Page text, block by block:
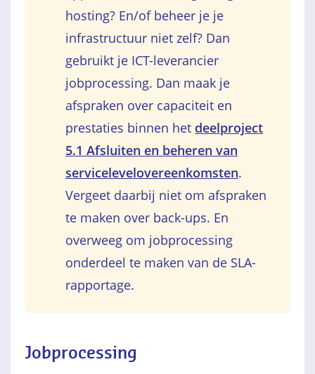
hosting? En/of beheer je je
infrastructuur niet zelf? Dan
gebruikt je ICT-leverancier
jobprocessing. Dan maak je
afspraken over capaciteit en
prestaties binnen het deelproject
5.1 Afsluiten en beheren van
servicelevelovereenkomsten.
Vergeet daarbij niet om afspraken
te maken over back-ups. En
overweeg om jobprocessing
onderdeel te maken van de SLA-
rapportage.
Jobprocessing